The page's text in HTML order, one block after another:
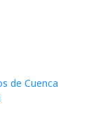
de Cuenca